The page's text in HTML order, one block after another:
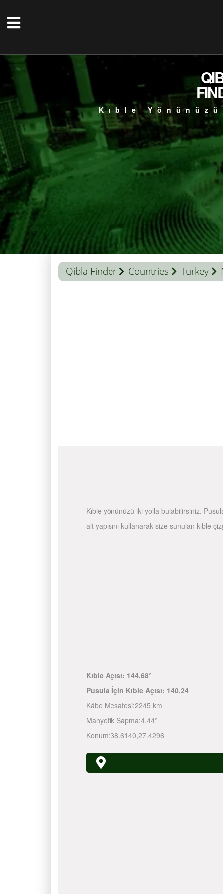
Kıble
Qibla Finder Countries Turkey
Kıble yönünüzü iki yolla bulabilirsiniz.
alt yapısını kullanarak size sunulan kıble
Kıble Açısı: 144.68°
Pusula İçin Kıble Açısı: 140.24
Kâbe Mesafesi:2245 km
Manyetik Sapma:4.44°
Konum:38.6140,27.4296